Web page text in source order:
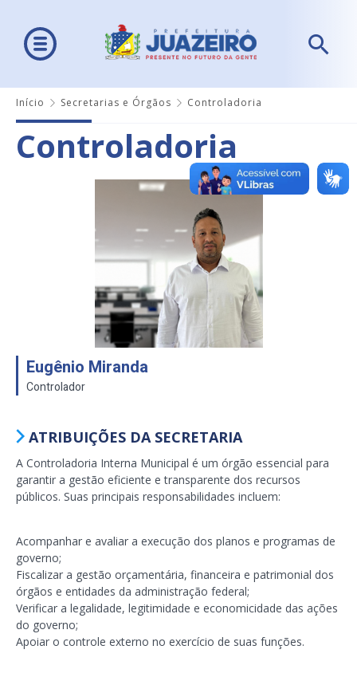
Início Secretarias e Órgãos Controladoria
Controladoria
Eugênio Miranda
Controlador
ATRIBUIÇÕES DA SECRETARIA
A Controladoria Interna Municipal é um órgão essencial para
garantir a gestão eficiente e transparente dos recursos
públicos. Suas principais responsabilidades incluem:
Acompanhar e avaliar a execução dos planos e programas de
governo;
Fiscalizar a gestão orçamentária, financeira e patrimonial dos
órgãos e entidades da administração federal;
Verificar a legalidade, legitimidade e economicidade das ações
do governo;
Apoiar o controle externo no exercício de suas funções.